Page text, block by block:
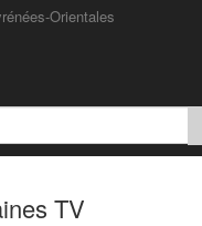
Orientales
TV